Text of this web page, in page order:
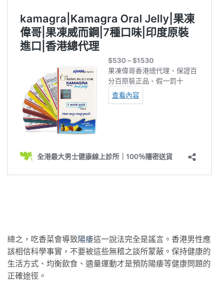
總之，吃香菜會導致陽痿這一說法完全是謠言。香港男性應
該相信科學事實，不要被這些無稽之談所蒙蔽。保持健康的
生活方式、均衡飲食、適量運動才是預防陽痿等健康問題的
正確途徑。